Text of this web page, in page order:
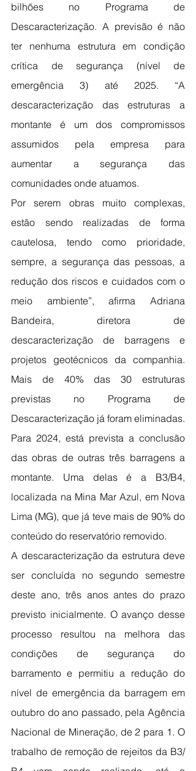
bilhões no Programa de
Descaracterização. A previsão é não
ter nenhuma estrutura em condição
crítica de segurança (nível de
emergência 3) até 2025. “A
descaracterização das estruturas a
montante é um dos compromissos
assumidos pela empresa para
aumentar a segurança das
comunidades onde atuamos.
Por serem obras muito complexas,
estão sendo realizadas de forma
cautelosa, tendo como prioridade,
sempre, a segurança das pessoas, a
redução dos riscos e cuidados com o
meio ambiente”, afirma Adriana
Bandeira, diretora de
descaracterização de barragens e
projetos geotécnicos da companhia.
Mais de 40% das 30 estruturas
previstas no Programa de
Descaracterização já foram eliminadas.
Para 2024, está prevista a conclusão
das obras de outras três barragens a
montante. Uma delas é a B3/B4,
localizada na Mina Mar Azul, em Nova
Lima (MG), que já teve mais de 90% do
conteúdo do reservatório removido.
A descaracterização da estrutura deve
ser concluída no segundo semestre
deste ano, três anos antes do prazo
previsto inicialmente. O avanço desse
processo resultou na melhora das
condições de segurança do
barramento e permitiu a redução do
nível de emergência da barragem em
outubro do ano passado, pela Agência
Nacional de Mineração, de 2 para 1. O
trabalho de remoção de rejeitos da B3/